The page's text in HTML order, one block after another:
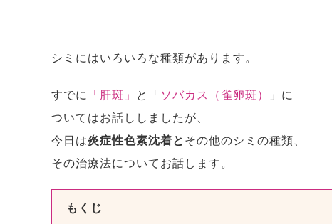
シミにはいろいろな種類があります。
すでに 「肝斑」 と「 ソバカス（雀卵斑）
」に
ついてはお話ししましたが、
今日は炎症性色素沈着と その他のシミの種類、
その治療法についてお話します。
もくじ